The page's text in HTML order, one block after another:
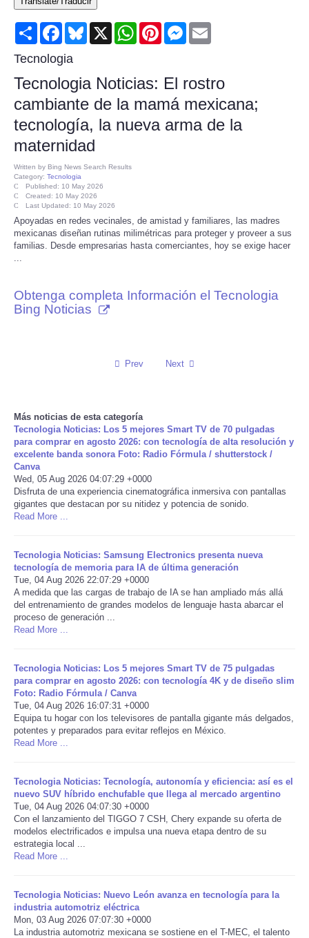
Consumer
Consumer Affairs Recalls
Food & Drug Recalls
Product Safety News
Health
Pets
Press Releases
Sports
Technology
Travel
World
NOTICIAS
America Latina
Ciencia
Deportes
EEUU
Especiales
Internacionales
Salud
Share FacebookBluesky
X WhatsAppPinterestMessenger
Tecnologia
Tecnologia Noticias: El rostro
cambiante de la mamá mexicana;
tecnología, la nueva arma de la
maternidad
Written by Bing News Search Results
Category: Tecnologia
Published: 10 May 2026
Created: 10 May 2026
Last Updated: 10 May 2026
Apoyadas en redes vecinales, de amistad y familiares, las madres
mexicanas diseñan rutinas milimétricas para proteger y proveer a sus
familias. Desde empresarias hasta comerciantes, hoy se exige hacer
Obtenga completa Información el Tecnologia
Bing Noticias
Prev Next
Más noticias de esta categoría
Tecnologia Noticias: Los 5 mejores Smart TV de 70 pulgadas
para comprar en agosto 2026: con tecnología de alta resolución y
excelente banda sonora Foto: Radio Fórmula / shutterstock /
Canva
Wed, 05 Aug 2026 04:07:29 +0000
Disfruta de una experiencia cinematográfica inmersiva con pantallas
gigantes que destacan por su nitidez y potencia de sonido.
Read More ...
Tecnologia Noticias: Samsung Electronics presenta nueva
tecnología de memoria para IA de última generación
Tue, 04 Aug 2026 22:07:29 +0000
A medida que las cargas de trabajo de IA se han ampliado más allá
del entrenamiento de grandes modelos de lenguaje ‌hasta abarcar el
proceso ​de generación ...
Read More ...
Tecnologia Noticias: Los 5 mejores Smart TV de 75 pulgadas
para comprar en agosto 2026: con tecnología 4K y de diseño slim
Foto: Radio Fórmula / Canva
Tue, 04 Aug 2026 16:07:31 +0000
Equipa tu hogar con los televisores de pantalla gigante más delgados,
potentes y preparados para evitar reflejos en México.
Read More ...
Tecnologia Noticias: Tecnología, autonomía y eficiencia: así es el
nuevo SUV híbrido enchufable que llega al mercado argentino
Tue, 04 Aug 2026 04:07:30 +0000
Con el lanzamiento del TIGGO 7 CSH, Chery expande su oferta de
modelos electrificados e impulsa una nueva etapa dentro de su
estrategia local ...
Read More ...
Tecnologia Noticias: Nuevo León avanza en tecnología para la
industria automotriz eléctrica
Mon, 03 Aug 2026 07:07:30 +0000
La industria automotriz mexicana se sostiene en el T-MEC, el talento